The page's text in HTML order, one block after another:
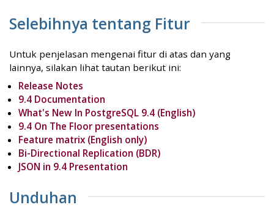
Selebihnya tentang Fitur
Untuk penjelasan mengenai fitur di atas dan yang
lainnya, silakan lihat tautan berikut ini:
Release Notes
9.4 Documentation
What's New In PostgreSQL 9.4 (English)
9.4 On The Floor presentations
Feature matrix (English only)
Bi-Directional Replication (BDR)
JSON in 9.4 Presentation
Unduhan